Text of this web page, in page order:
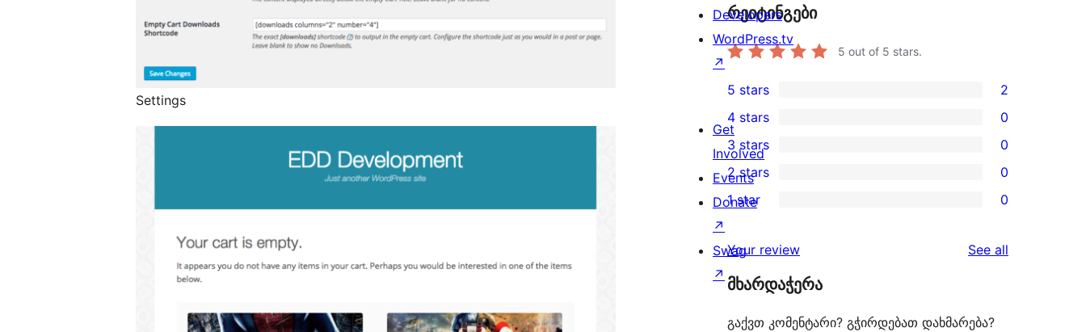
Settings
რეიტინგები
5 out of 5 stars.
2
5-
star
reviews
5 stars 2
0
4-
star
reviews
4 stars 0
0
3-
star
3 stars 0
0
2-
reviews
2 stars 0
0
star
reviews
1 star 0
Your review See all
მხარდაჭერა
გაქვთ კომენტარი? გჭირდებათ დახმარება?
Developers
WordPress.tv
↗
Get
Involved
Events
Donate
↗
Swag
↗